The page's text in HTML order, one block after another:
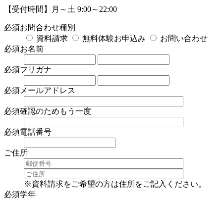
【受付時間】月～土 9:00～22:00
必須お問合わせ種別
資料請求
無料体験お申込み
お問い合わせ
必須お名前
必須フリガナ
必須 メールアドレス
必須確認のためもう一度
必須電話番号
ご住所
※資料請求をご希望の方は住所をご記入ください。
必須学年